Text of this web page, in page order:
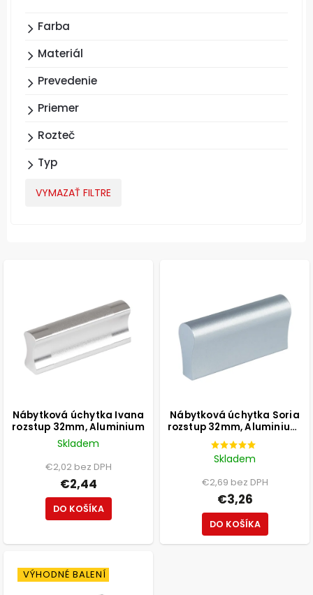
Farba
Materiál
Prevedenie
Priemer
Rozteč
Typ
VYMAZAŤ FILTRE
Nábytková úchytka Ivana
rozstup 32mm, Aluminium
Skladem
€2,02 bez DPH
€2,44
DO KOŠÍKA
Nábytková úchytka Soria
rozstup 32mm, Aluminium,
matný chróm
Skladem
€2,69 bez DPH
€3,26
DO KOŠÍKA
VÝHODNÉ BALENÍ